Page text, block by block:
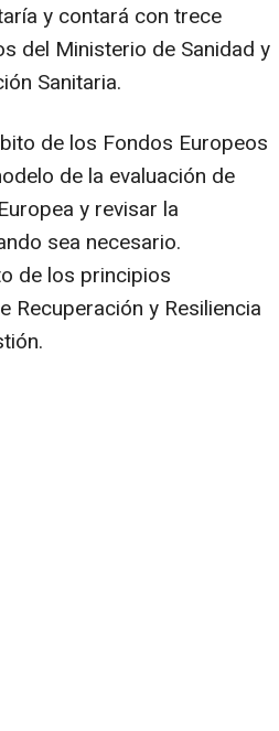
y contará con trece
del Ministerio de Sanidad y
Sanitaria.
de los Fondos Europeos
de la evaluación de
y revisar la
sea necesario.
de los principios
y Resiliencia